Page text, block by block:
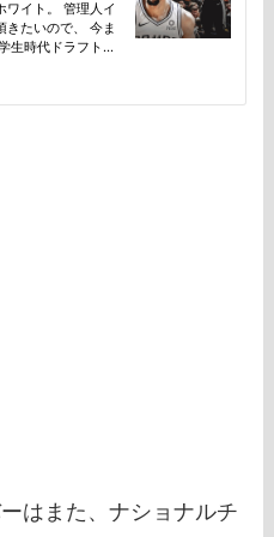
はまた、ナショナルチ